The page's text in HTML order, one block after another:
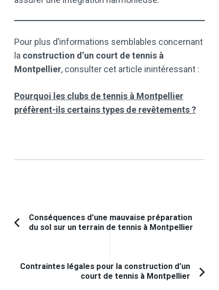
Pour plus d’informations semblables concernant
la construction d’un court de tennis à
Montpellier, consulter cet article inintéressant :
Pourquoi les clubs de tennis à Montpellier
préfèrent-ils certains types de revêtements ?
Navigation
d'article
Article
Conséquences d’une mauvaise préparation
du sol sur un terrain de tennis à Montpellier
Contraintes légales pour la construction d’un
court de tennis à Montpellier